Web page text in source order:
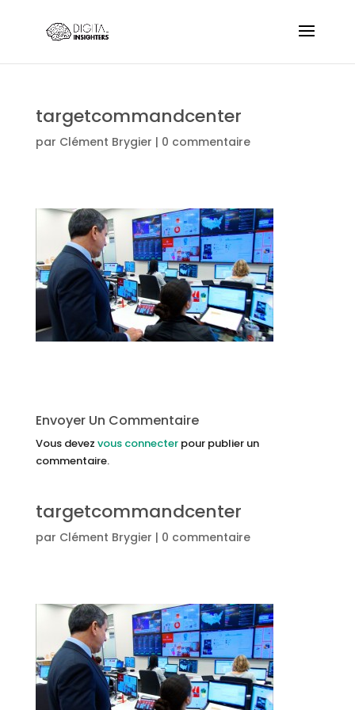
targetcommandcenter
par Clément Brygier | 0 commentaire
Envoyer Un Commentaire
Vous devez vous connecterpour publier un
commentaire.
targetcommandcenter
par Clément Brygier | 0 commentaire